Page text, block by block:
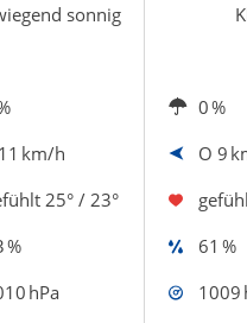
sonnig
0 %
11 km/h O 9
25° / 23°
% 61 %
hPa 1009